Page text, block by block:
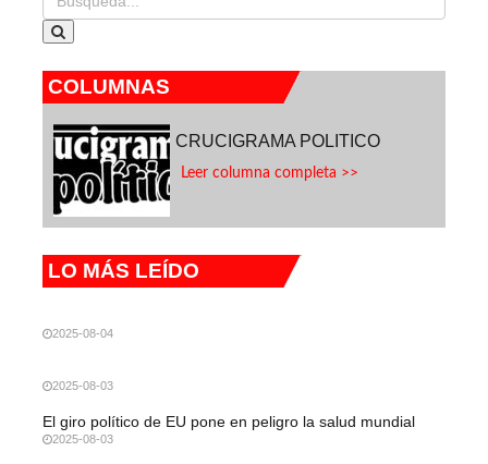
COLUMNAS
CRUCIGRAMA POLITICO
Leer columna completa >>
LO MÁS LEÍDO
2025-08-04
2025-08-03
El giro político de EU pone en peligro la salud mundial
2025-08-03